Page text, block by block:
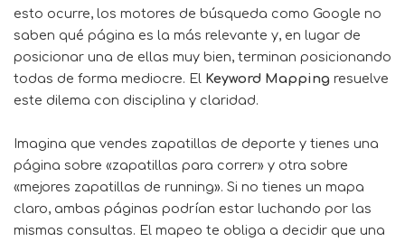
esto ocurre, los motores de búsqueda como Google no
saben qué página es la más relevante y, en lugar de
posicionar una de ellas muy bien, terminan posicionando
todas de forma mediocre. El Keyword Mapping resuelve
este dilema con disciplina y claridad.
Imagina que vendes zapatillas de deporte y tienes una
página sobre «zapatillas para correr» y otra sobre
«mejores zapatillas de running». Si no tienes un mapa
claro, ambas páginas podrían estar luchando por las
mismas consultas. El mapeo te obliga a decidir que una